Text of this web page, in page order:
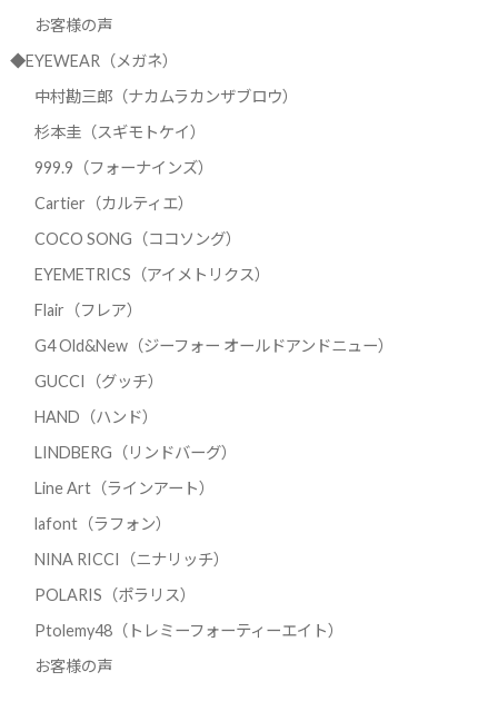
お客様の声
◆EYEWEAR（メガネ）
中村勘三郎（ナカムラカンザブロウ）
杉本圭（スギモトケイ）
999.9（フォーナインズ）
Cartier（カルティエ）
COCO SONG（ココソング）
EYEMETRICS（アイメトリクス）
Flair（フレア）
G4 Old&New（ジーフォー オールドアンドニュー）
GUCCI（グッチ）
HAND（ハンド）
LINDBERG（リンドバーグ）
Line Art（ラインアート）
lafont（ラフォン）
NINA RICCI（ニナリッチ）
POLARIS（ポラリス）
Ptolemy48（トレミーフォーティーエイト）
お客様の声